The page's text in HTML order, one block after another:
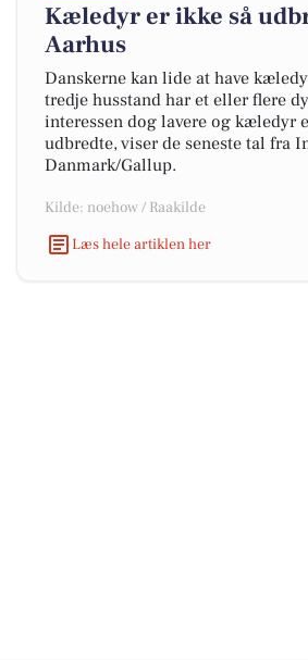
Kæledyr er ikke så
Aarhus
Danskerne kan lide at have
tredje husstand har et eller flere
interessen dog lavere og kæledyr
udbredte, viser de seneste tal fra
Danmark/Gallup.
Kilde: noehow / Raakilde
Læs hele artiklen her